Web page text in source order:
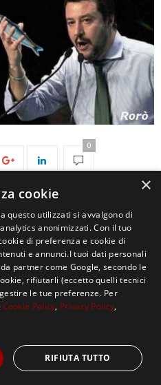
0
Tutti i diritti riservati.
×
cookie
questo utilizzati si avvalgono di
anonimizzati. Con il tuo
di preferenza e cookie di
e annunci.I tuoi dati personali
partner come Google, secondo le
rifiutarli (eccetto quelli tecnici
le tue preferenze. Per
Cookie Policy, Privacy Policy,
RIFIUTA TUTTO